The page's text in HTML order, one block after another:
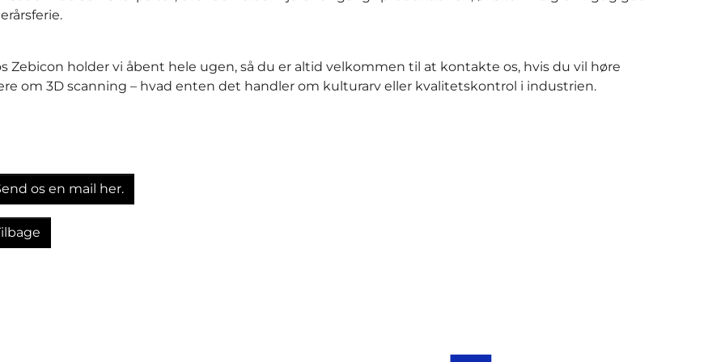
Zebicon holder vi åbent hele ugen, så du er altid velkommen til at kontakte os, hvis du vil høre
om 3D scanning – hvad enten det handler om kulturarv eller kvalitetskontrol i industrien.
os en mail her.